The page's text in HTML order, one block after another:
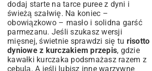
dodaj starte na tarce puree z dyni i
świeżą szałwię. Na koniec –
obowiązkowo – masło i solidna garść
parmezanu. Jeśli szukasz wersji
mięsnej, świetnie sprawdzi się tu risotto
dyniowe z kurczakiem przepis, gdzie
kawałki kurczaka podsmażasz razem z
cebulą. A jeśli lubisz inne warzywne